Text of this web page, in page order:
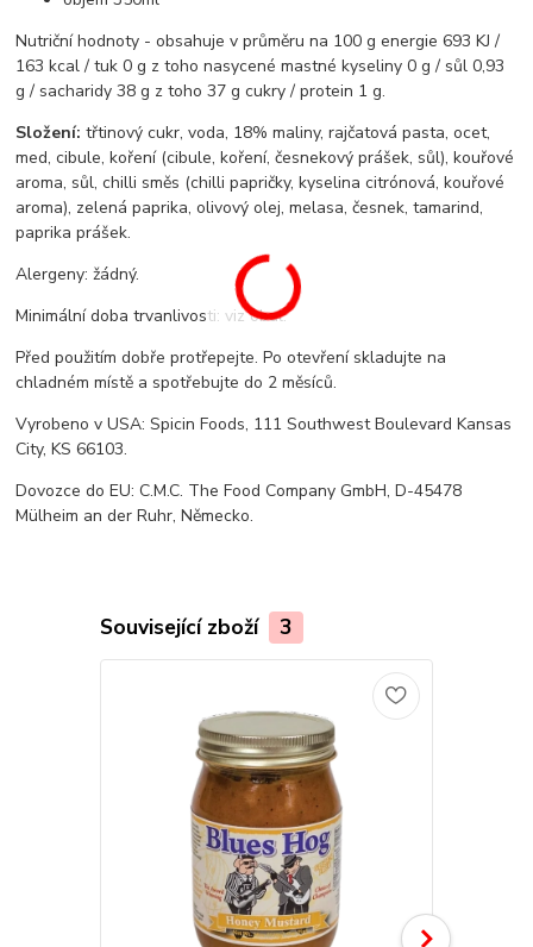
Nutriční hodnoty - obsahuje v průměru na 100 g energie 693 KJ /
163 kcal / tuk 0 g z toho nasycené mastné kyseliny 0 g / sůl 0,93
g / sacharidy 38 g z toho 37 g cukry / protein 1 g.
Složení:třtinový cukr, voda, 18% maliny, rajčatová pasta, ocet,
med, cibule, koření (cibule, koření, česnekový prášek, sůl), kouřové
aroma, sůl, chilli směs (chilli papričky, kyselina citrónová, kouřové
aroma), zelená paprika, olivový olej, melasa, česnek, tamarind,
paprika prášek.
Alergeny: žádný.
Minimální doba trvanlivosti: viz obal.
Před použitím dobře protřepejte. Po otevření skladujte na
chladném místě a spotřebujte do 2 měsíců.
Vyrobeno v USA: Spicin Foods, 111 Southwest Boulevard Kansas
City, KS 66103.
Dovozce do EU: C.M.C. The Food Company GmbH, D-45478
Mülheim an der Ruhr, Německo.
Související zboží 3